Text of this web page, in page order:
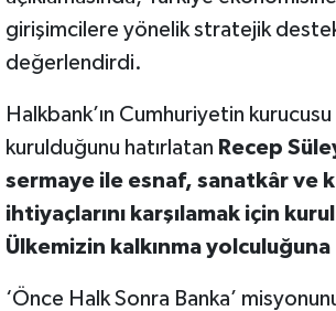
girişimcilere yönelik stratejik
değerlendirdi.
Halkbank’ın Cumhuriyetin
kurulduğunu hatırlatan Recep
sermaye ile esnaf, sanatkâr ve
ihtiyaçlarını karşılamak için
Ülkemizin kalkınma
‘Önce Halk Sonra Banka’